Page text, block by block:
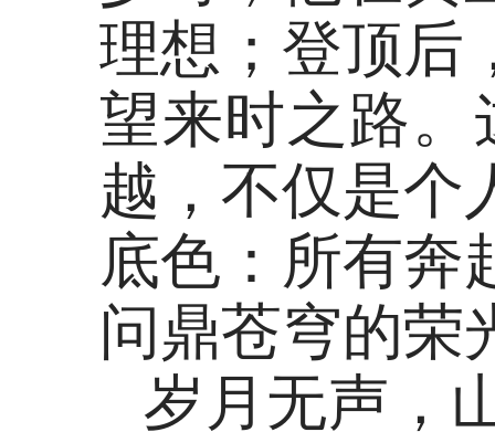
理想；登顶后
望来时之路。
越，不仅是个
底色：所有奔
问鼎苍穹的荣
岁月无声，